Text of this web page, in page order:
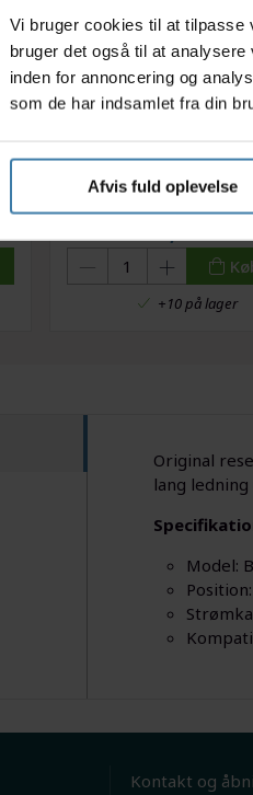
Vi bruger cookies til at tilpasse
bruger det også til at
inden for annoncering og
som de har indsamlet fra din
Afvis fuld oplevelse
Våd kædeolie til El-
ml
+10 på lager
Original
lang
Model:
Kontakt og